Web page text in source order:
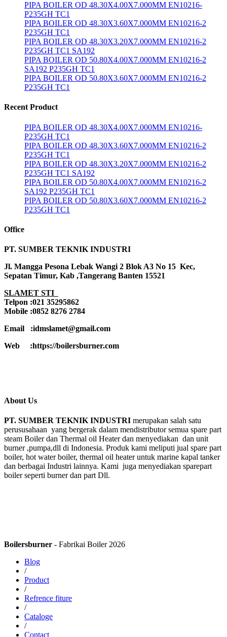
PIPA BOILER OD 48.30X4.00X7.000MM EN10216-
P235GH TC1
PIPA BOILER OD 48.30X3.60X7.000MM EN10216-2
P235GH TC1
PIPA BOILER OD 48.30X3.20X7.000MM EN10216-2
P235GH TC1 SA192
PIPA BOILER OD 50.80X4.00X7.000MM EN10216-2
SA192 P235GH TC1
PIPA BOILER OD 50.80X3.60X7.000MM EN10216-2
P235GH TC1
Recent Product
PIPA BOILER OD 48.30X4.00X7.000MM EN10216-
P235GH TC1
PIPA BOILER OD 48.30X3.60X7.000MM EN10216-2
P235GH TC1
PIPA BOILER OD 48.30X3.20X7.000MM EN10216-2
P235GH TC1 SA192
PIPA BOILER OD 50.80X4.00X7.000MM EN10216-2
SA192 P235GH TC1
PIPA BOILER OD 50.80X3.60X7.000MM EN10216-2
P235GH TC1
Office
PT. SUMBER TEKNIK INDUSTRI
Jl. Mangga Pesona Lebak Wangi 2 Blok A3 No 15 Kec,
Sepatan Timur, Kab ,Tangerang Banten 15521
SLAMET STI
Telpon :021 35295862
Mobile :0852 8276 2784
Email :idmslamet@gmail.com
Web :https://boilersburner.com
About Us
PT. SUMBER TEKNIK INDUSTRI merupakan salah satu
perususahaan yang bergerak dalam mendistributor semua spare part
steam Boiler dan Thermal oil Heater dan menyediakan dan unit
burner ,pumpa,dll di Indonesia. Produk kami meliputi jual spare part
boiler, hot water boiler, thermal oil heater untuk marine kapal tanker
dan berbagai Industri lainnya. Kami juga menyediakan sparepart
boiler seperti burner dan part Dll.
Boilersburner - Fabrikai Boiler 2026
Blog
/
Product
/
Refrence fiture
/
Cataloge
/
Contact